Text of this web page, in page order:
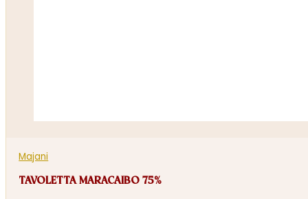
Majani
TAVOLETTA MARACAIBO 75%